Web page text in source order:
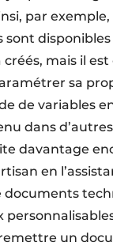
par exemple,
sont disponibles
créés, mais il
sa
de variables
dans
davantage
en
documents
un